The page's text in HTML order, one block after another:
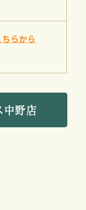
らから
中野店